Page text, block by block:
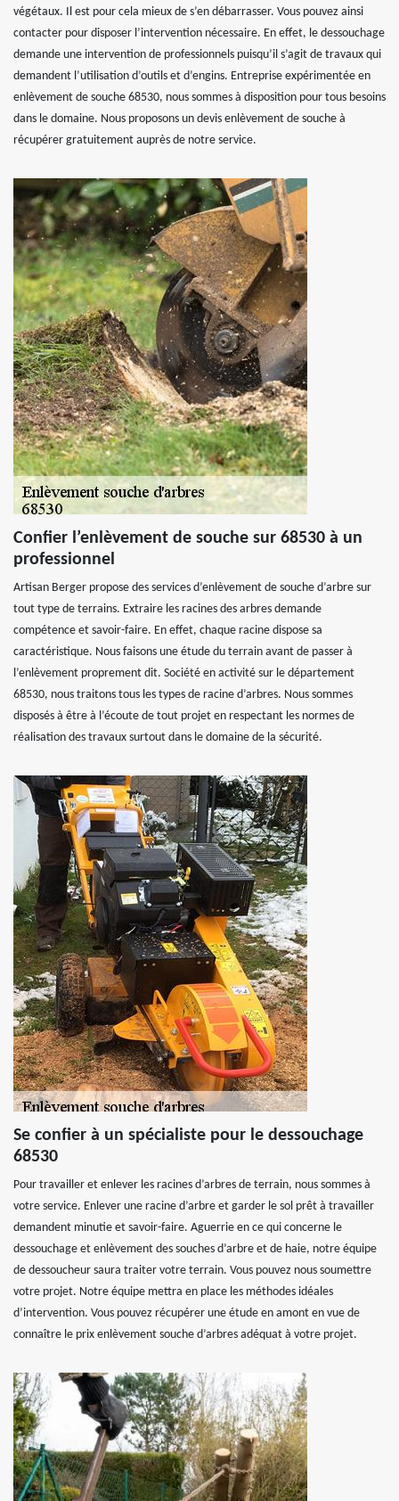
végétaux. Il est pour cela mieux de s’en débarrasser. Vous pouvez ainsi
contacter pour disposer l’intervention nécessaire. En effet, le dessouchage
demande une intervention de professionnels puisqu’il s’agit de travaux qui
demandent l’utilisation d’outils et d’engins. Entreprise expérimentée en
enlèvement de souche 68530, nous sommes à disposition pour tous besoins
dans le domaine. Nous proposons un devis enlèvement de souche à
récupérer gratuitement auprès de notre service.
Confier l’enlèvement de souche sur 68530 à un
professionnel
Artisan Berger propose des services d’enlèvement de souche d’arbre sur
tout type de terrains. Extraire les racines des arbres demande
compétence et savoir-faire. En effet, chaque racine dispose sa
caractéristique. Nous faisons une étude du terrain avant de passer à
l’enlèvement proprement dit. Société en activité sur le département
68530, nous traitons tous les types de racine d’arbres. Nous sommes
disposés à être à l’écoute de tout projet en respectant les normes de
réalisation des travaux surtout dans le domaine de la sécurité.
Se confier à un spécialiste pour le dessouchage
68530
Pour travailler et enlever les racines d’arbres de terrain, nous sommes à
votre service. Enlever une racine d’arbre et garder le sol prêt à travailler
demandent minutie et savoir-faire. Aguerrie en ce qui concerne le
dessouchage et enlèvement des souches d’arbre et de haie, notre équipe
de dessoucheur saura traiter votre terrain. Vous pouvez nous soumettre
votre projet. Notre équipe mettra en place les méthodes idéales
d’intervention. Vous pouvez récupérer une étude en amont en vue de
connaître le prix enlèvement souche d’arbres adéquat à votre projet.